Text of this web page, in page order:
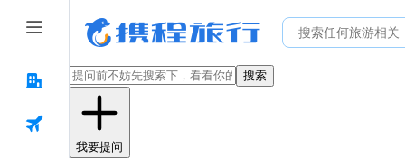
搜索
我要提问